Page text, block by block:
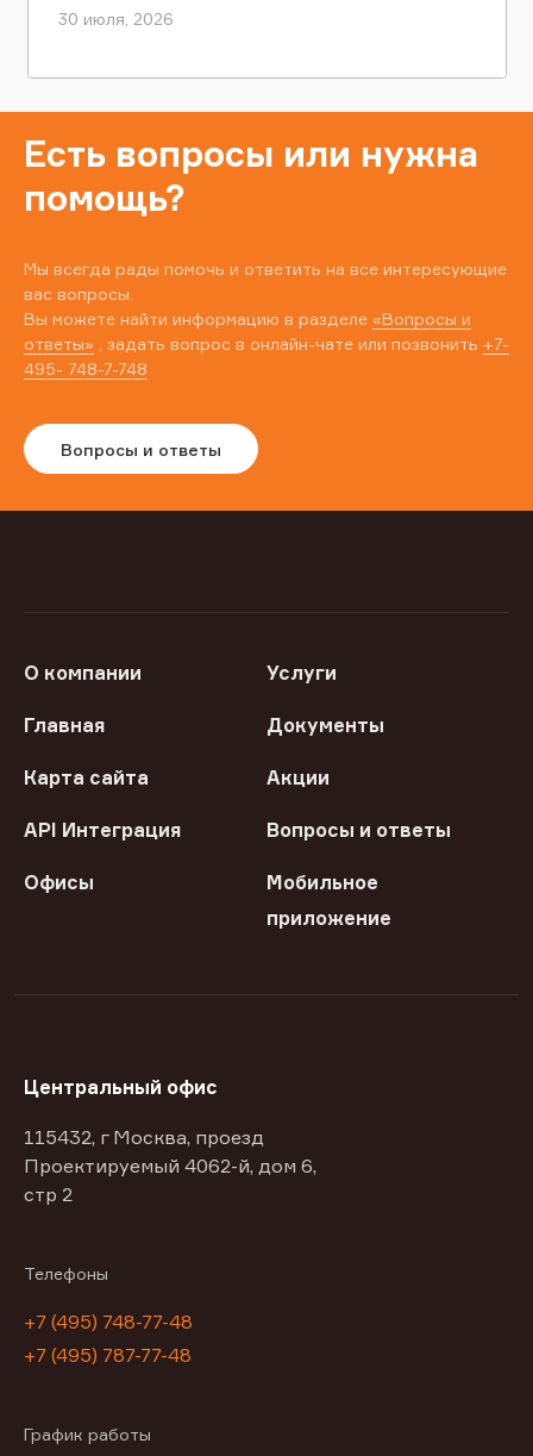
30 июля, 2026
Есть вопросы или нужна
помощь?
Мы всегда рады помочь и ответить на все интересующие
вас вопросы.
Вы можете найти информацию в разделе «Вопросы и
ответы» , задать вопрос в онлайн-чате или позвонить +7-
495- 748-7-748
Вопросы и ответы
О компании Услуги
Главная Документы
Карта сайта Акции
API Интеграция Вопросы и ответы
Офисы
Мобильное
приложение
Центральный офис
115432, г Москва, проезд
Проектируемый 4062-й, дом 6,
стр 2
Телефоны
+7 (495) 748-77-48
+7 (495) 787-77-48
График работы